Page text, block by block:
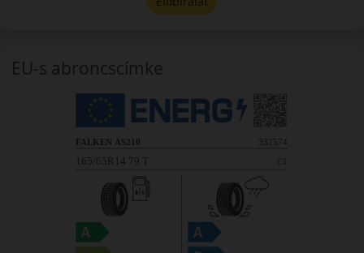
EU-s abroncscímke